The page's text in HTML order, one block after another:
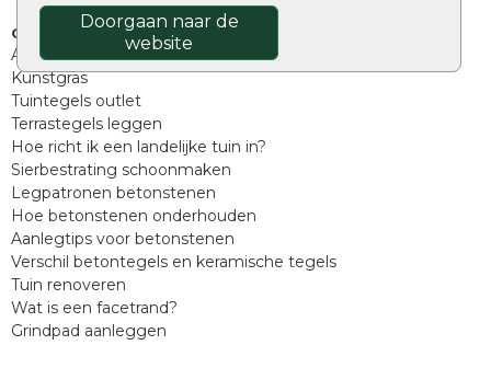
Doorgaan naar de
website
Overig
Aanbiedingen
Kunstgras
Tuintegels outlet
Terrastegels leggen
Hoe richt ik een landelijke tuin in?
Sierbestrating schoonmaken
Legpatronen betonstenen
Hoe betonstenen onderhouden
Aanlegtips voor betonstenen
Verschil betontegels en keramische tegels
Tuin renoveren
Wat is een facetrand?
Grindpad aanleggen